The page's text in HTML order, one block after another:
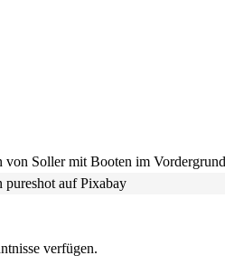
auf Pixabay
verfügen.